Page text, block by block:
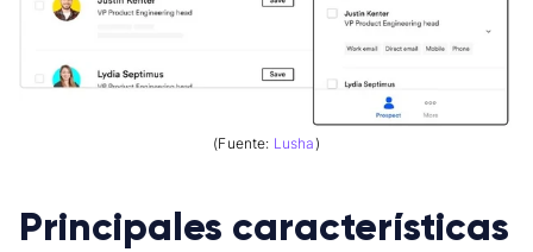
(Fuente: Lusha )
Principales características